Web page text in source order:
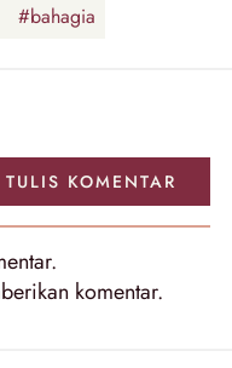
#bahagia
TULIS KOMENTAR
komentar.